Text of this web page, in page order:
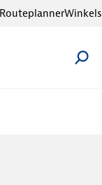
RouteplannerWinkels